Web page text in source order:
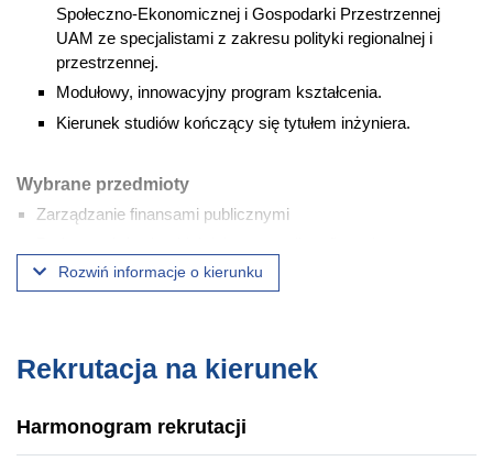
Społeczno-Ekonomicznej i Gospodarki Przestrzennej
UAM ze specjalistami z zakresu polityki regionalnej i
przestrzennej.
Modułowy, innowacyjny program kształcenia.
Kierunek studiów kończący się tytułem inżyniera.
Wybrane przedmioty
Zarządzanie finansami publicznymi
Ekonomika i rozwój miast
Geografia społeczna
Poznań
Warsztaty zintegrowanego planowania rozwoju UE
Rozwiń informacje o kierunku
Rekrutacja na kierunek
Harmonogram rekrutacji